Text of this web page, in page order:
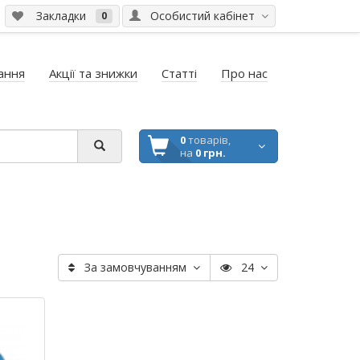
Особистий кабінет
Закладки 0
Акції та знижки Статті Про нас
0товарів,
на 0 грн.
За замовчуванням 24